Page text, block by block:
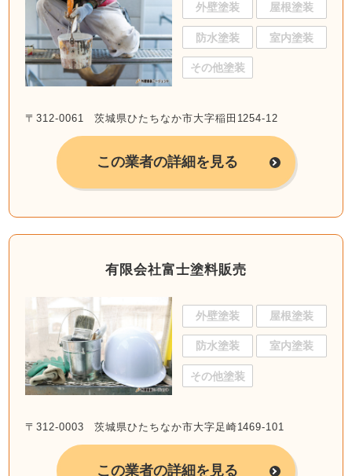
外壁塗装 屋根塗装
防水塗装 室内塗装
その他塗装
〒312-0061 茨城県ひたちなか市大字稲田1254-12
この業者の詳細を見る
有限会社富士塗料販売
外壁塗装 屋根塗装
防水塗装 室内塗装
その他塗装
〒312-0003 茨城県ひたちなか市大字足崎1469-101
この業者の詳細を見る